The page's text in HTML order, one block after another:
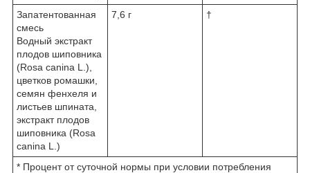
Запатентованная
смесь
Водный экстракт
плодов шиповника
(Rosa canina L.),
цветков ромашки,
семян фенхеля и
листьев шпината,
экстракт плодов
шиповника (Rosa
canina L.)
7,6 г †
* Процент от суточной нормы при условии потребления